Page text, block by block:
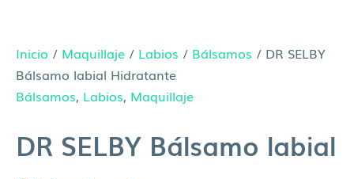
Inicio / Maquillaje / Labios / Bálsamos / DR SELBY
Bálsamo labial Hidratante
Bálsamos, Labios, Maquillaje
DR SELBY Bálsamo labial